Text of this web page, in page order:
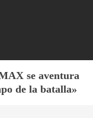
se aventura
de la batalla»